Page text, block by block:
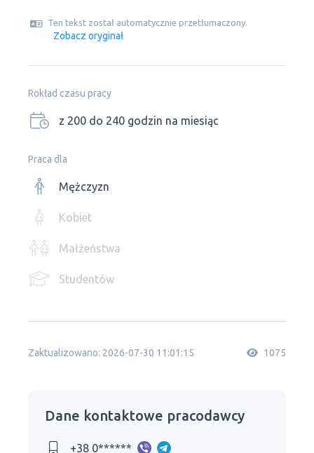
Ten tekst został automatycznie przetłumaczony.
Zobacz oryginał
Rokład czasu pracy
z 200 do 240 godzin na miesiąc
Praca dla
Mężczyzn
Kobiet
Małżeństwa
Studentów
Zaktualizowano: 2026-07-30 11:01:15 1075
Dane kontaktowe pracodawcy
+38 0******